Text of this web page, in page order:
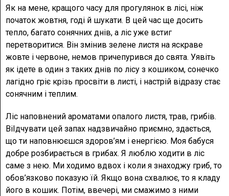
Як на мене, кращого часу для прогулянок в лісі, ніж
початок жовтня, годі й шукати. В цей час ще досить
тепло, багато сонячних днів, а ліс уже встиг
перетворитися. Він змінив зелене листя на яскраве
жовте і червоне, немов причепурився до свята. Уявіть
як ідете в один з таких днів по лісу з кошиком, сонечко
лагідно гріє крізь просвіти в листі, і настрій відразу стає
сонячним і теплим.
Ліс наповнений ароматами опалого листя, трав, грибів.
ВіІдчувати цей запах надзвичайно приємно, здається,
що ти наповнюєшся здоров’ям і енергією. Моя бабуся
добре розбирається в грибах. Я люблю ходити в ліс
саме з нею. Ми ходимо вдвох і коли я знаходжу гриб, то
обов’язково показую їй. Якщо вона схвалює, то я кладу
його в кошик. Потім, ввечері, ми смажимо з ними